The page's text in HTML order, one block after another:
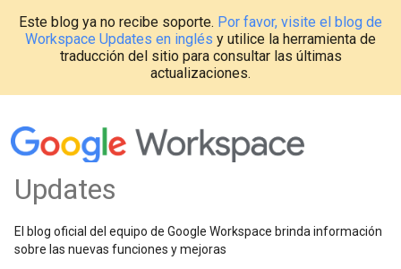
Este blog ya no recibe soporte. Por favor, visite el blog de
Workspace Updates en inglés y utilice la herramienta de
traducción del sitio para consultar las últimas
actualizaciones.
Updates
El blog oficial del equipo de Google Workspace brinda información
sobre las nuevas funciones y mejoras